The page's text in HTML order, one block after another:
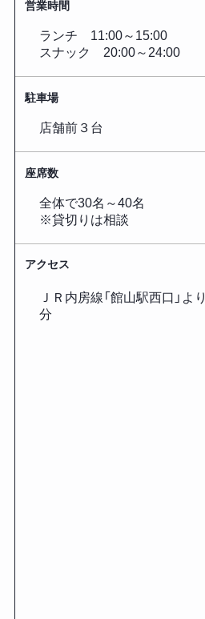
営業時間
ランチ 11:00～15:00
スナック 20:00～24:00
駐車場
店舗前３台
座席数
全体で30名～40名
※貸切りは相談
アクセス
ＪＲ内房線「館山駅西口」
分